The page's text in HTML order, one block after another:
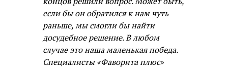
если бы он обратился к нам чуть
раньше, мы смогли бы найти
досудебное решение. В любом
случае это наша маленькая победа.
Специалисты «Фаворита плюс»